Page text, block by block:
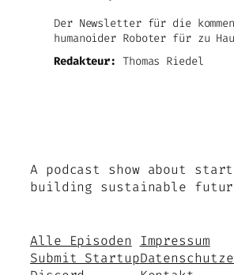
Der Newsletter für die
humanoider Roboter für zu
Redakteur: Thomas Riedel
A podcast show about
building sustainable
Alle Episoden
Submit Startup
Impressum